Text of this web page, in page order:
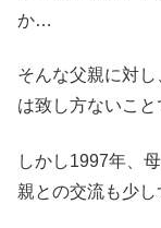
か…
そんな父親に対
は致し方ないこと
しかし1997年、
親との交流も少し